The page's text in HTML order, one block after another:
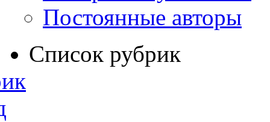
Постоянные авторы
Список рубрик